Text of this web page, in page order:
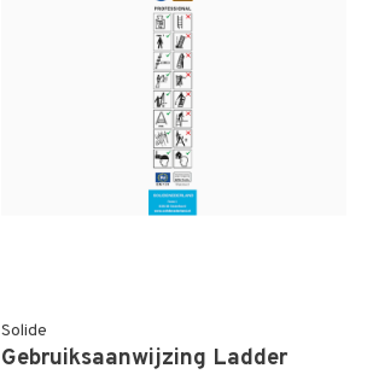
Solide
Gebruiksaanwijzing Ladder